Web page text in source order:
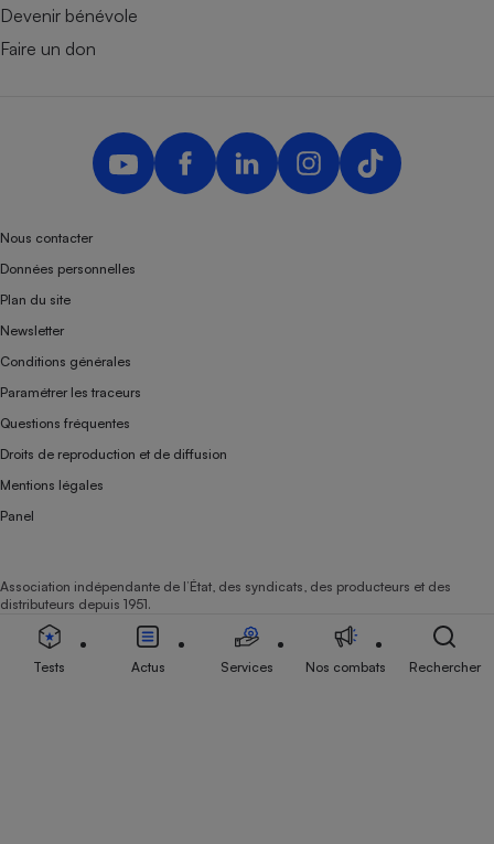
Devenir bénévole
Faire un don
Nous contacter
Données personnelles
Plan du site
Newsletter
Conditions générales
Paramétrer les traceurs
Questions fréquentes
Droits de reproduction et de diffusion
Mentions légales
Panel
Association indépendante de l’État, des syndicats, des producteurs et des
distributeurs depuis 1951.
Tests Actus Services Nos combats Rechercher